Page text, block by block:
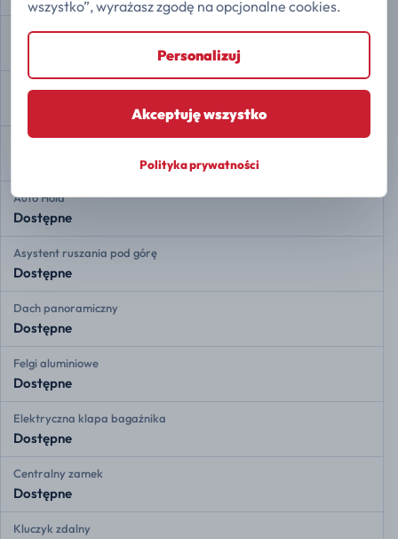
Kamera 360
Asystent zjazdu ze wzniesienia
Automatyczne parkowanie
Auto Hold
Dostępne
Asystent ruszania pod górę
Dostępne
Dach panoramiczny
Dostępne
Felgi aluminiowe
Dostępne
Elektryczna klapa bagażnika
Dostępne
Centralny zamek
Dostępne
Kluczyk zdalny
wszystko”, wyrażasz zgodę na opcjonalne cookies.
Personalizuj
Akceptuję wszystko
Polityka prywatności